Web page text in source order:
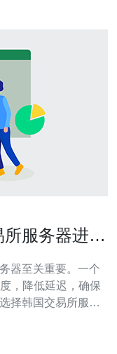
服务器进行
器至关重要。一个
，降低延迟，确保
择韩国交易所服务